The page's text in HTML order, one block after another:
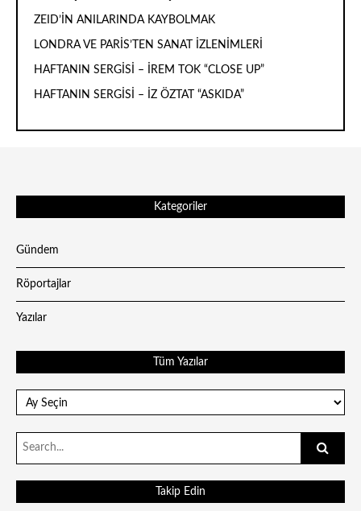
ZEID’İN ANILARINDA KAYBOLMAK
LONDRA VE PARİS’TEN SANAT İZLENİMLERİ
HAFTANIN SERGİSİ – İREM TOK “CLOSE UP”
HAFTANIN SERGİSİ – İZ ÖZTAT “ASKIDA”
Kategoriler
Gündem
Röportajlar
Yazılar
Tüm Yazılar
Tüm
Yazılar
Search
Takip Edin